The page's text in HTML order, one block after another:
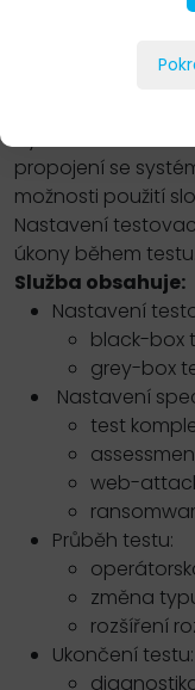
propojení se
možnosti použití
Nastavení
úkony během
Služba obsahuje:
Nastavení
black-box
grey-box
Nastavení
test
web-
Průběh testu:
změna
rozšíření
Ukončení testu: